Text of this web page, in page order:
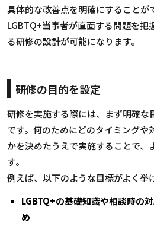
具体的な改善点を明確にすることが
LGBTQ+当事者が直面する問題を把
る研修の設計が可能になります。
研修の目的を設定
研修を実施する際には、まず明確な
です。何のためにどのタイミングや
かを決めたうえで実施することで、
す。
例えば、以下のような目標がよく挙
LGBTQ+の基礎知識や相談時の
め